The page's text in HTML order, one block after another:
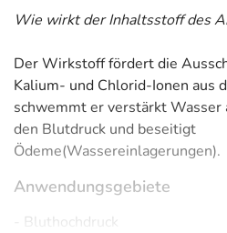
Wie wirkt der Inhaltsstoff des
Der Wirkstoff fördert die
Kalium- und Chlorid-Ionen aus
schwemmt er verstärkt Wasser
den Blutdruck und beseitigt
Ödeme(Wassereinlagerungen).
Anwendungsgebiete
- Bluthochdruck